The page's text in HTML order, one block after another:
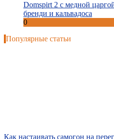
Domspirt 2 с медной
бренди и кальвадоса
0
Популярные статьи
Как настаивать самогон на